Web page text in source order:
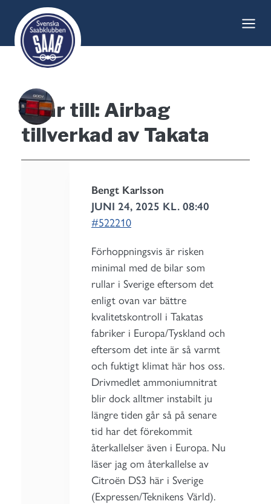
content
Svar till: Airbag
tillverkad av Takata
Bengt Karlsson
JUNI 24, 2025 KL. 08:40
#522210
Förhoppningsvis är risken
minimal med de bilar som
rullar i Sverige eftersom det
enligt ovan var bättre
kvalitetskontroll i Takatas
fabriker i Europa/Tyskland och
eftersom det inte är så varmt
och fuktigt klimat här hos oss.
Drivmedlet ammoniumnitrat
blir dock alltmer instabilt ju
längre tiden går så på senare
tid har det förekommit
återkallelser även i Europa. Nu
läser jag om återkallelse av
Citroën DS3 här i Sverige
(Expressen/Teknikens Värld).